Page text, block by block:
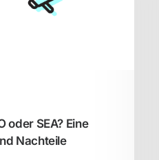
oder SEA? Eine
Nachteile